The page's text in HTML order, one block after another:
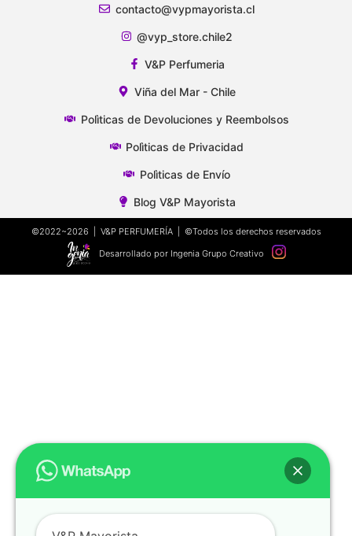
contacto@vypmayorista.cl
@vyp_store.chile2
V&P Perfumeria
Viña del Mar - Chile
Polìticas de Devoluciones y Reembolsos
Polìticas de Privacidad
Polìticas de Envío
Blog V&P Mayorista
©2022~2026 | V&P PERFUMERÍA | ©Todos los derechos reservados
Desarrollado por Ingenia Grupo Creativo